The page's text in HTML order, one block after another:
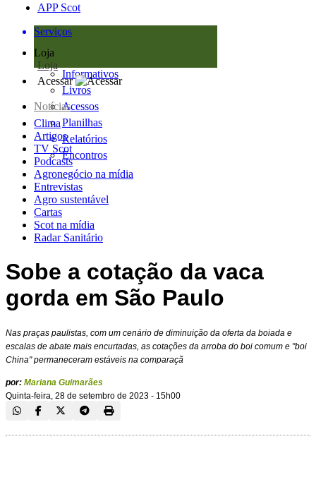
APP Scot
Serviços
Loja
Loja
Informativos
Livros
Acessos
Planilhas
Relatórios
Encontros
Acessar
Notícias
Clima
Artigos
TV Scot
Podcasts
Agronegócio na mídia
Entrevistas
Agro sustentável
Cartas
Scot na mídia
Radar Sanitário
Sobe a cotação da vaca
gorda em São Paulo
Nas praças paulistas, com um cenário de diminuição da oferta da boiada e
escalas de abate mais encurtadas, as cotações da arroba do boi comum e "boi
China" permaneceram estáveis na comparaçã
por: Mariana Guimarães
Quinta-feira, 28 de setembro de 2023 - 15h00